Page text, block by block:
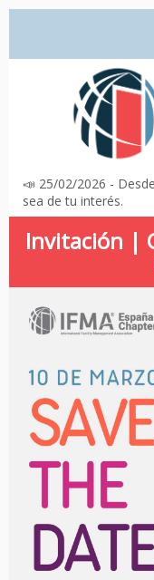
📣 25/02/2026 -
sea de tu interés.
Invitación |